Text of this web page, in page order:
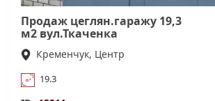
Продаж цеглян.гаражу 19,3
м2 вул.Ткаченка
(центр.част.міста) 5,5*3,5 м
Кременчук, Центр
19.3